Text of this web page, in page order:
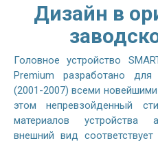
Дизайн в
Головное устройство
Premium разработано для
(2001-2007) всеми
этом непревзойденный
материалов устройства
внешний вид